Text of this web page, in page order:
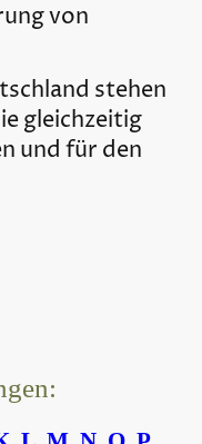
von
stehen
gleichzeitig
und für den